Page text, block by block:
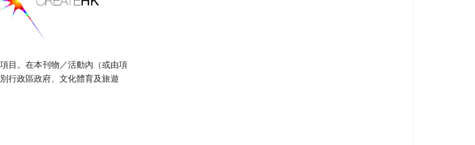
目。在本刊物／活動內（或由項
行政區政府、文化體育及旅遊